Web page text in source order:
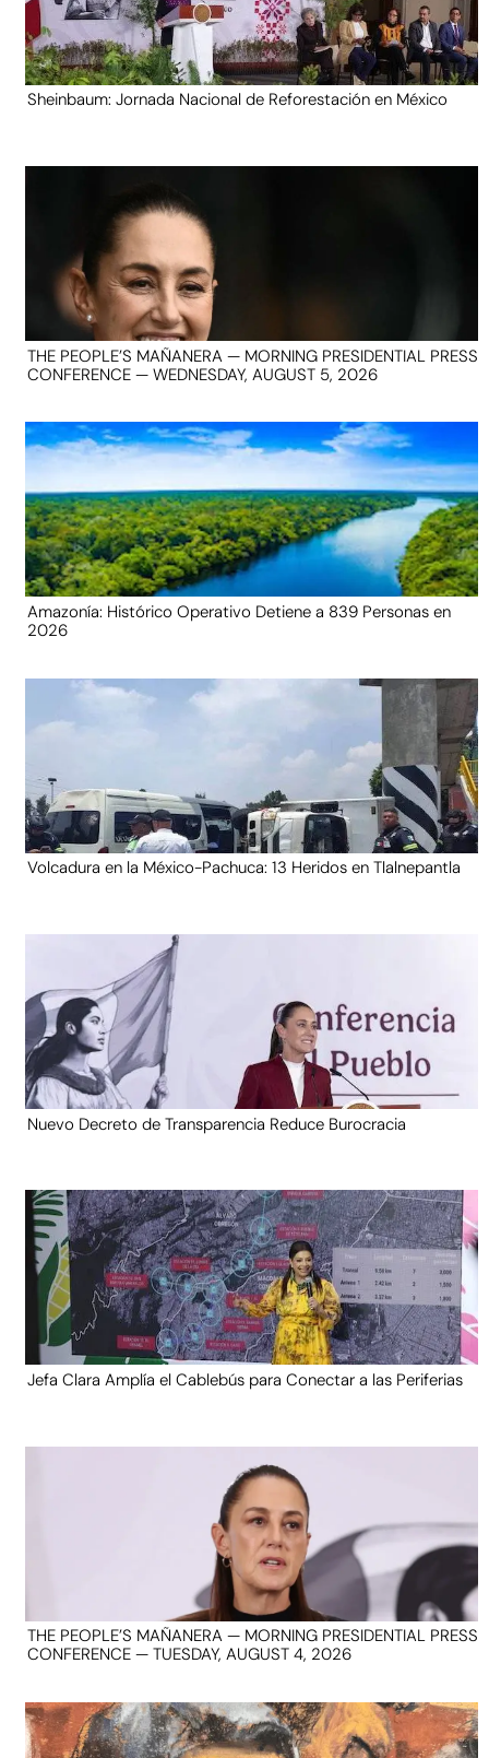
Sheinbaum: Jornada Nacional de Reforestación en México
THE PEOPLE’S MAÑANERA — MORNING PRESIDENTIAL PRESS
CONFERENCE — WEDNESDAY, AUGUST 5, 2026
Amazonía: Histórico Operativo Detiene a 839 Personas en
2026
Volcadura en la México-Pachuca: 13 Heridos en Tlalnepantla
Nuevo Decreto de Transparencia Reduce Burocracia
Jefa Clara Amplía el Cablebús para Conectar a las Periferias
THE PEOPLE’S MAÑANERA — MORNING PRESIDENTIAL PRESS
CONFERENCE — TUESDAY, AUGUST 4, 2026